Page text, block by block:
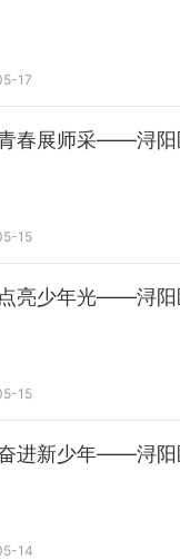
17
春展师采——浔阳
15
亮少年光——浔阳
15
进新少年——浔阳
14